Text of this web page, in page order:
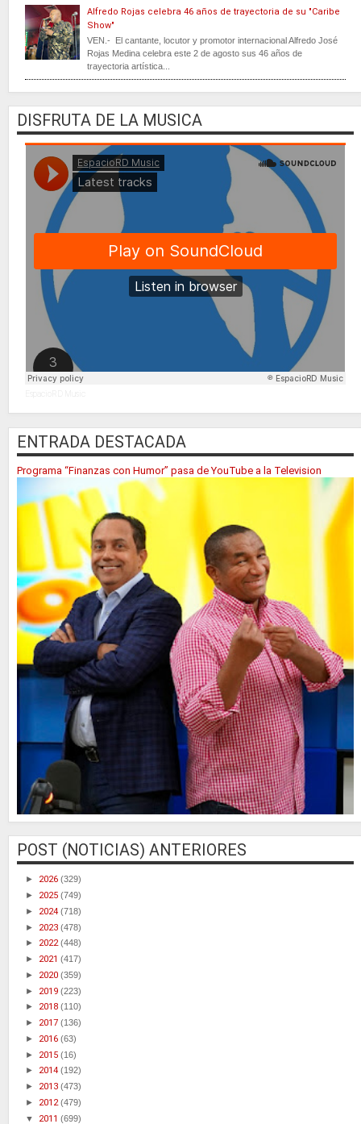
Alfredo Rojas celebra 46 años de trayectoria de su "Caribe
Show"
VEN.- El cantante, locutor y promotor internacional Alfredo José
Rojas Medina celebra este 2 de agosto sus 46 años de
trayectoria artística...
DISFRUTA DE LA MUSICA
EspacioRD Music
ENTRADA DESTACADA
Programa “Finanzas con Humor” pasa de YouTube a la Television
POST (NOTICIAS) ANTERIORES
► 2026 (329)
► 2025 (749)
► 2024 (718)
► 2023 (478)
► 2022(448)
► 2021 (417)
► 2020 (359)
► 2019 (223)
► 2018 (110)
► 2017 (136)
► 2016 (63)
► 2015 (16)
► 2014 (192)
► 2013 (473)
► 2012(479)
▼ 2011 (699)